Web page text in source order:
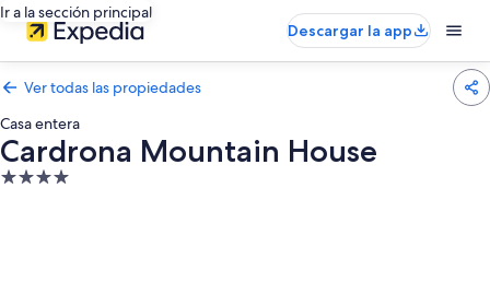
Ir a la sección principal
Descargar la app
Ver todas las propiedades
Casa entera
Cardrona Mountain House
Propiedad